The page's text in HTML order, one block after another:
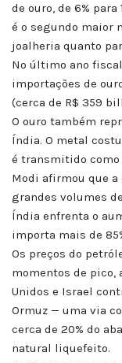
de ouro, de 6%
é o segundo maior
joalheria quanto
No último ano
importações de
(cerca de R$ 359
O ouro também
Índia. O metal
é transmitido como
Modi afirmou que
grandes volumes
Índia enfrenta o
importa mais de
Os preços do
momentos de pico,
Unidos e Israel
Ormuz — uma via
cerca de 20% do
natural liquefeito.